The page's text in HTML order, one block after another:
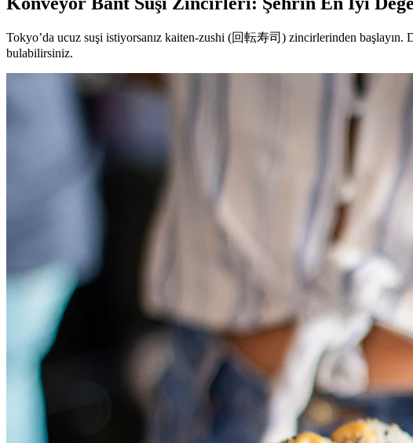
Tokyo’da ucuz suşi istiyorsanız kaiten-zushi (回転寿司) zincirlerinden başlayın.
bulabilirsiniz.